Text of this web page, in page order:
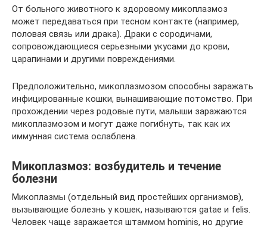
От больного животного к здоровому микоплазмоз
может передаваться при тесном контакте (например,
половая связь или драка). Драки с сородичами,
сопровождающиеся серьезными укусами до крови,
царапинами и другими повреждениями.
Предположительно, микоплазмозом способны заражать
инфицированные кошки, вынашивающие потомство. При
прохождении через родовые пути, малыши заражаются
микоплазмозом и могут даже погибнуть, так как их
иммунная система ослаблена.
Микоплазмоз: возбудитель и течение
болезни
Микоплазмы (отдельный вид простейших организмов),
вызывающие болезнь у кошек, называются gatae и felis.
Человек чаще заражается штаммом hominis, но другие